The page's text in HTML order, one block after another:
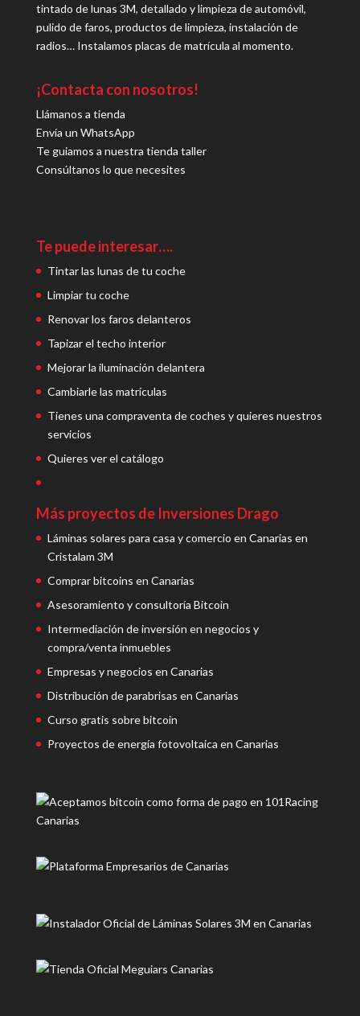
tintado de lunas 3M, detallado y limpieza de automóvil,
pulido de faros, productos de limpieza, instalación de
radios… Instalamos placas de matrícula al momento.
¡Contacta con nosotros!
Llámanos a tienda
Envía un WhatsApp
Te guiamos a nuestra tienda taller
Consúltanos lo que necesites
Te puede interesar….
Tintar las lunas de tu coche
Limpiar tu coche
Renovar los faros delanteros
Tapizar el techo interior
Mejorar la iluminación delantera
Cambiarle las matrículas
Tienes una compraventa de coches y quieres nuestros
servicios
Quieres ver el catálogo
Más proyectos de Inversiones Drago
Láminas solares para casa y comercio en Canarias en
Cristalam 3M
Comprar bitcoins en Canarias
Asesoramiento y consultoría Bitcoin
Intermediación de inversión en negocios y
compra/venta inmuebles
Empresas y negocios en Canarias
Distribución de parabrisas en Canarias
Curso gratis sobre bitcoin
Proyectos de energía fotovoltaica en Canarias